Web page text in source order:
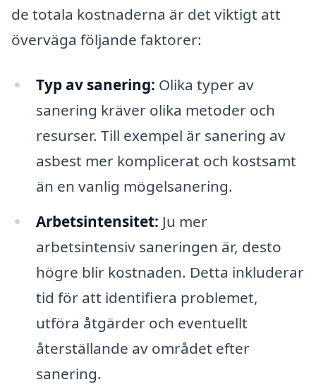
de totala kostnaderna är det viktigt att
överväga följande faktorer:
Typ av sanering: Olika typer av
sanering kräver olika metoder och
resurser. Till exempel är sanering av
asbest mer komplicerat och kostsamt
än en vanlig mögelsanering.
Arbetsintensitet: Ju mer
arbetsintensiv saneringen är, desto
högre blir kostnaden. Detta inkluderar
tid för att identifiera problemet,
utföra åtgärder och eventuellt
återställande av området efter
sanering.